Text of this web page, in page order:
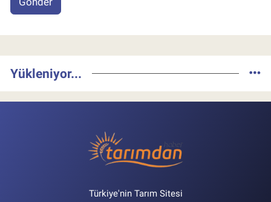
Yükleniyor...
Türkiye'nin Tarım Sitesi